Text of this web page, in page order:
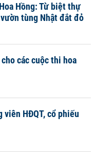
Hồng: Từ biệt thự
tùng Nhật đắt đỏ
các cuộc thi hoa
viên HĐQT, cổ phiếu